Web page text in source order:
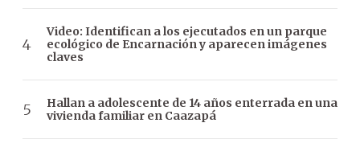
Video: Identifican a los ejecutados en un parque
ecológico de Encarnación y aparecen imágenes
claves
Hallan a adolescente de 14 años enterrada en una
vivienda familiar en Caazapá